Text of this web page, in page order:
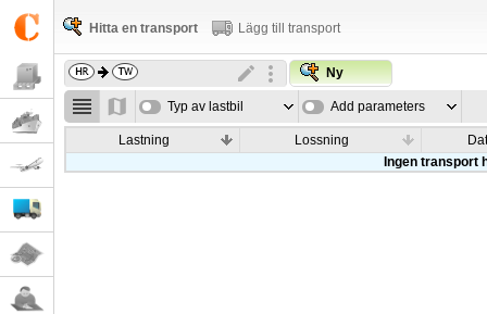
Hitta en transport Lägg till transport
Ny
Typ av lastbil Add parameters
Lastning Lossning
Ingen transport